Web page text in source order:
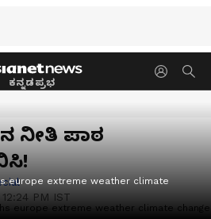
ಕನ್ನಡಪ್ರಭ
ನೀತಿ ಪಾಠ
PM IST
europe extreme weather climate